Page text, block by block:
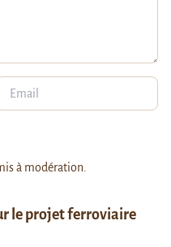
le projet ferroviaire
à modération.